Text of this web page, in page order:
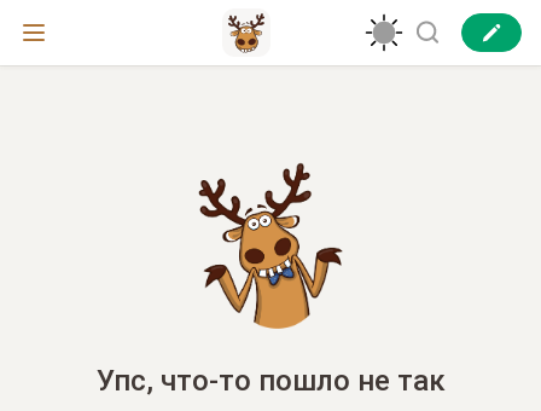
Упс, что-то пошло не так